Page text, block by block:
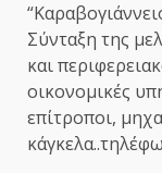
Σύνταξη της
και
οικονομικές
επίτροποι,